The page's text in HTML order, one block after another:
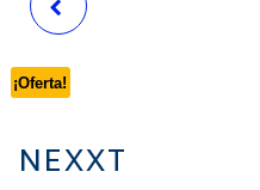
¡Oferta!
NEXXT